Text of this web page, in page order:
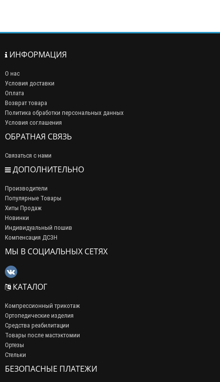
ИНФОРМАЦИЯ
О нас
Условия доставки
Оплата
Возврат товара
Политика обработки персональных данных
Условия соглашения
ОБРАТНАЯ СВЯЗЬ
Связаться с нами
ДОПОЛНИТЕЛЬНО
Производители
Популярные Товары
Хиты Продаж
Новинки
Индивидуальный пошив
Компенсация ДСЗН
МЫ В СОЦИАЛЬНЫХ СЕТЯХ
КАТАЛОГ
Компрессионный трикотаж
Ортопедические изделия
Средства реабилитации
Товары после мастэктомии
Ортезы
Стельки
БЕЗОПАСНЫЕ ПЛАТЕЖИ